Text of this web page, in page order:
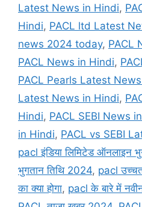
Latest News in Hindi,
Hindi, PACL ltd Latest
news 2024 today, PACL
PACL News in Hindi,
PACL Pearls Latest
Latest News in Hindi,
Hindi, PACL SEBI News
in Hindi, PACL vs SEBI
pacl इंडिया लिमिटेड ऑनलाइन
भुगतान तिथि 2024, pacl
का क्या होगा, pacl के बारे में